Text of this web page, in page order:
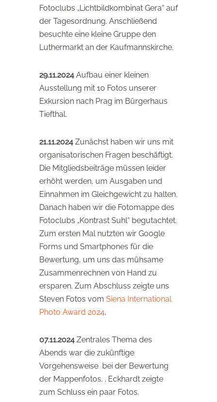
Fotoclubs „Lichtbildkombinat Gera“ auf
der Tagesordnung. Anschließend
besuchte eine kleine Gruppe den
Luthermarkt an der Kaufmannskirche.
29.11.2024 Aufbau einer kleinen
Ausstellung mit 10 Fotos unserer
Exkursion nach Prag im Bürgerhaus
Tiefthal.
21.11.2024 Zunächst haben wir uns mit
organisatorischen Fragen beschäftigt.
Die Mitgliedsbeiträge müssen leider
erhöht werden, um Ausgaben und
Einnahmen im Gleichgewicht zu halten.
Danach haben wir die Fotomappe des
Fotoclubs „Kontrast Suhl“ begutachtet.
Zum ersten Mal nutzten wir Google
Forms und Smartphones für die
Bewertung, um uns das mühsame
Zusammenrechnen von Hand zu
ersparen. Zum Abschluss zeigte uns
Steven Fotos vom Siena International
Photo Award 2024.
07.11.2024 Zentrales Thema des
Abends war die zukünftige
Vorgehensweise bei der Bewertung
der Mappenfotos. . Eckhardt zeigte
zum Schluss ein paar Fotos.